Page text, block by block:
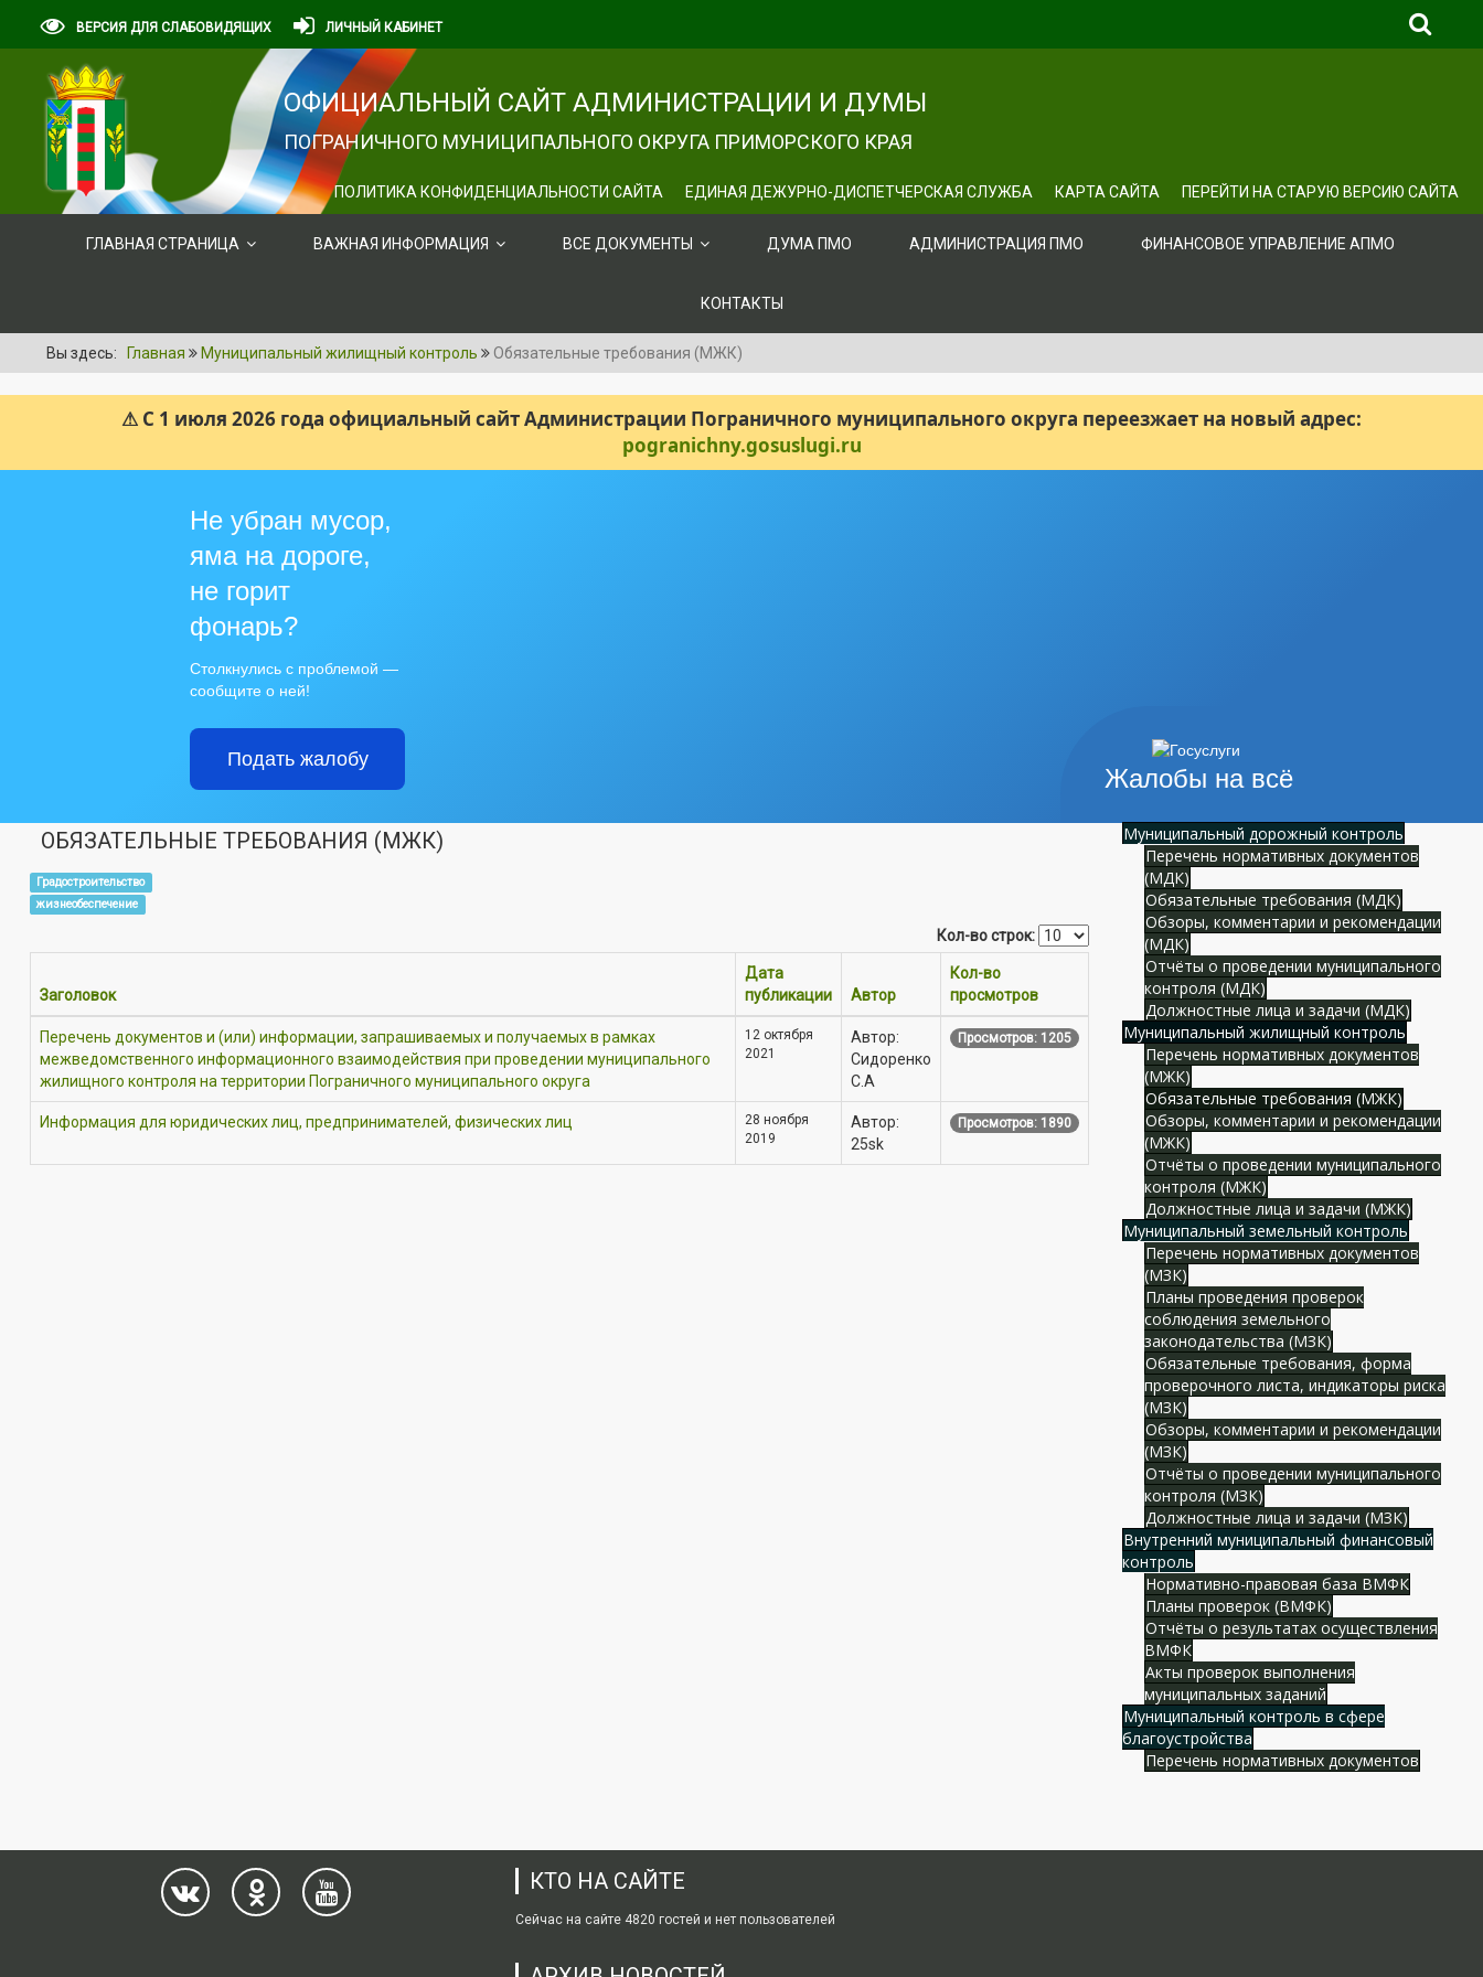
ВЕРСИЯ ДЛЯ СЛАБОВИДЯЩИХ ЛИЧНЫЙ КАБИНЕТ
ОФИЦИАЛЬНЫЙ САЙТ АДМИНИСТРАЦИИ И ДУМЫ
ПОГРАНИЧНОГО МУНИЦИПАЛЬНОГО ОКРУГА ПРИМОРСКОГО КРАЯ
ПОЛИТИКА КОНФИДЕНЦИАЛЬНОСТИ САЙТА ЕДИНАЯ ДЕЖУРНО-ДИСПЕТЧЕРСКАЯ СЛУЖБА КАРТА САЙТА ПЕРЕЙТИ НА СТАРУЮ ВЕРСИЮ САЙТА
ГЛАВНАЯ СТРАНИЦА ВАЖНАЯ ИНФОРМАЦИЯ ВСЕ ДОКУМЕНТЫ ДУМА ПМО АДМИНИСТРАЦИЯ ПМО ФИНАНСОВОЕ УПРАВЛЕНИЕ АПМО
КОНТАКТЫ
Вы здесь: Главная Муниципальный жилищный контроль Обязательные требования (МЖК)
⚠ С 1 июля 2026 года официальный сайт Администрации Пограничного муниципального округа переезжает на новый адрес:
pogranichny.gosuslugi.ru
Жалобы на всё
Не убран мусор,
яма на дороге,
не горит
фонарь?
Столкнулись с проблемой —
сообщите о ней!
Подать жалобу
ОБЯЗАТЕЛЬНЫЕ ТРЕБОВАНИЯ (МЖК)
Градостроительство
жизнеобеспечение
Кол-во строк:
Заголовок
Дата
публикации
Автор
Кол-во
просмотров
Перечень документов и (или) информации, запрашиваемых и получаемых в рамках
межведомственного информационного взаимодействия при проведении муниципального
жилищного контроля на территории Пограничного муниципального округа
12 октября
2021
Автор:
Сидоренко
С.А
Просмотров: 1205
Информация для юридических лиц, предпринимателей, физических лиц
28 ноября
2019
Автор:
25sk
Просмотров: 1890
Муниципальный дорожный контроль
Перечень нормативных документов
(МДК)
Обязательные требования (МДК)
Обзоры, комментарии и рекомендации
(МДК)
Отчёты о проведении муниципального
контроля (МДК)
Должностные лица и задачи (МДК)
Муниципальный жилищный контроль
Перечень нормативных документов
(МЖК)
Обязательные требования (МЖК)
Обзоры, комментарии и рекомендации
(МЖК)
Отчёты о проведении муниципального
контроля (МЖК)
Должностные лица и задачи (МЖК)
Муниципальный земельный контроль
Перечень нормативных документов
(МЗК)
Планы проведения проверок
соблюдения земельного
законодательства (МЗК)
Обязательные требования, форма
проверочного листа, индикаторы риска
(МЗК)
Обзоры, комментарии и рекомендации
(МЗК)
Отчёты о проведении муниципального
контроля (МЗК)
Должностные лица и задачи (МЗК)
Внутренний муниципальный финансовый
контроль
Нормативно-правовая база ВМФК
Планы проверок (ВМФК)
Отчёты о результатах осуществления
ВМФК
Акты проверок выполнения
муниципальных заданий
Муниципальный контроль в сфере
благоустройства
Перечень нормативных документов
КТО НА САЙТЕ
Сейчас на сайте 4820 гостей и нет пользователей